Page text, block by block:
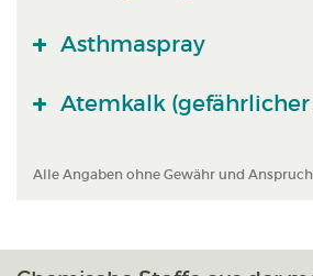
Asthmaspray
Atemkalk
Alle Angaben ohne Gewähr und